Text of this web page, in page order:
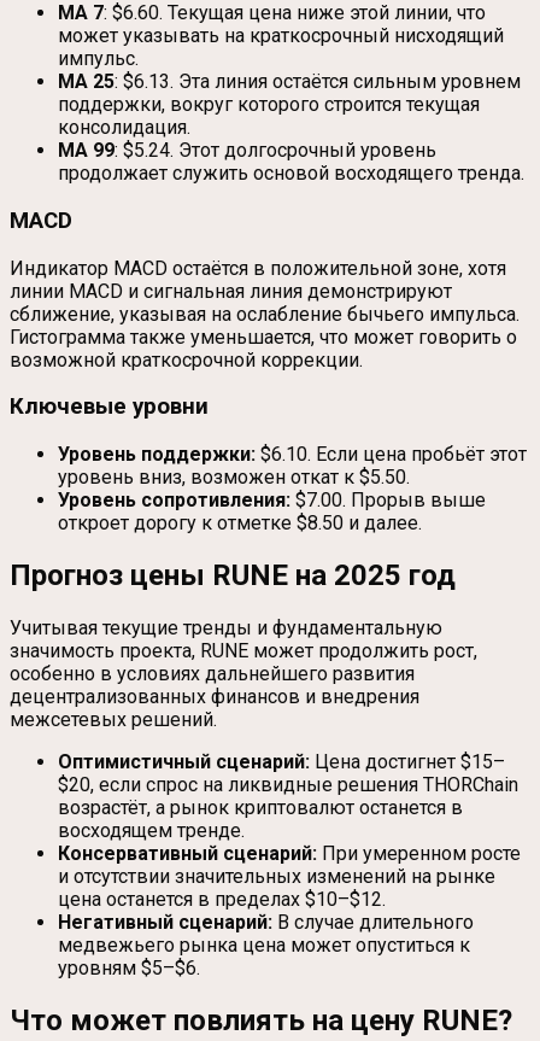
MA 7: $6.60. Текущая цена ниже этой линии, что
может указывать на краткосрочный нисходящий
импульс.
MA 25: $6.13. Эта линия остаётся сильным уровнем
поддержки, вокруг которого строится текущая
консолидация.
MA 99: $5.24. Этот долгосрочный уровень
продолжает служить основой восходящего тренда.
MACD
Индикатор MACD остаётся в положительной зоне, хотя
линии MACD и сигнальная линия демонстрируют
сближение, указывая на ослабление бычьего импульса.
Гистограмма также уменьшается, что может говорить о
возможной краткосрочной коррекции.
Ключевые уровни
Уровень поддержки: $6.10. Если цена пробьёт этот
уровень вниз, возможен откат к $5.50.
Уровень сопротивления: $7.00. Прорыв выше
откроет дорогу к отметке $8.50 и далее.
Прогноз цены RUNE на 2025 год
Учитывая текущие тренды и фундаментальную
значимость проекта, RUNE может продолжить рост,
особенно в условиях дальнейшего развития
децентрализованных финансов и внедрения
межсетевых решений.
Оптимистичный сценарий: Цена достигнет $15–
$20, если спрос на ликвидные решения THORChain
возрастёт, а рынок криптовалют останется в
восходящем тренде.
Консервативный сценарий: При умеренном росте
и отсутствии значительных изменений на рынке
цена останется в пределах $10–$12.
Негативный сценарий: В случае длительного
медвежьего рынка цена может опуститься к
уровням $5–$6.
Что может повлиять на цену RUNE?